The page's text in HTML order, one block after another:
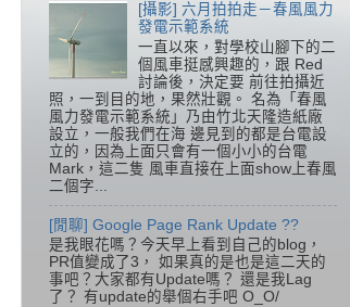
[攝影] 六月拍拍走－春風風力
發電示範系統
一直以來，對學校山腳下的二
個風車挺感興趣的，跟 Red
討論後，決定要 前往拍攝近
照，一到目的地，果然壯觀。 名為「春風
風力發電示範系統」乃由竹北天隆造紙廠
設立，一般我們在海 邊見到的都是台電設
立的，因為上面只會有一個小小的台電
Mark，這二隻 風車直接在上面show上春風
二個字...
[閒聊] Google Page Rank Update ??
是我眼花嗎？今天早上看到自己的blog，
PR值變成了3， 如果真的是也是這二天的
事吧？大家都有Update嗎？ 還是我Lag
了？ 有update的舉個右手吧 O_O/